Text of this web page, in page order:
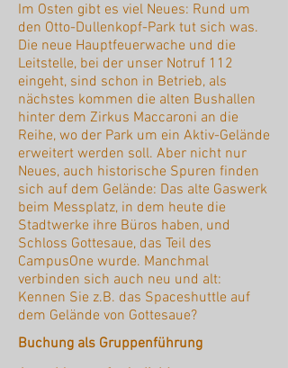
Im Osten gibt es viel Neues: Rund um
den Otto-Dullenkopf-Park tut sich was.
Die neue Hauptfeuerwache und die
Leitstelle, bei der unser Notruf 112
eingeht, sind schon in Betrieb, als
nächstes kommen die alten Bushallen
hinter dem Zirkus Maccaroni an die
Reihe, wo der Park um ein Aktiv-Gelände
erweitert werden soll. Aber nicht nur
Neues, auch historische Spuren finden
sich auf dem Gelände: Das alte Gaswerk
beim Messplatz, in dem heute die
Stadtwerke ihre Büros haben, und
Schloss Gottesaue, das Teil des
CampusOne wurde. Manchmal
verbinden sich auch neu und alt:
Kennen Sie z.B. das Spaceshuttle auf
dem Gelände von Gottesaue?
Buchung als Gruppenführung